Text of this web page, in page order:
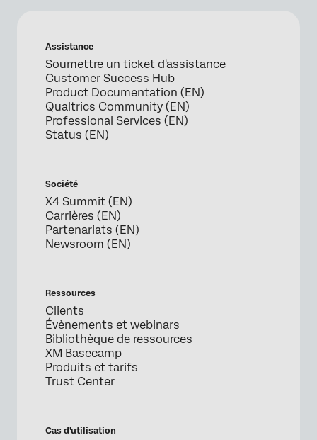
Assistance
Soumettre un ticket d'assistance
Customer Success Hub
Product Documentation (EN)
Qualtrics Community (EN)
Professional Services (EN)
Status (EN)
Société
X4 Summit (EN)
Carrières (EN)
Partenariats (EN)
Newsroom (EN)
Ressources
Clients
Évènements et webinars
Bibliothèque de ressources
XM Basecamp
Produits et tarifs
Trust Center
Cas d’utilisation